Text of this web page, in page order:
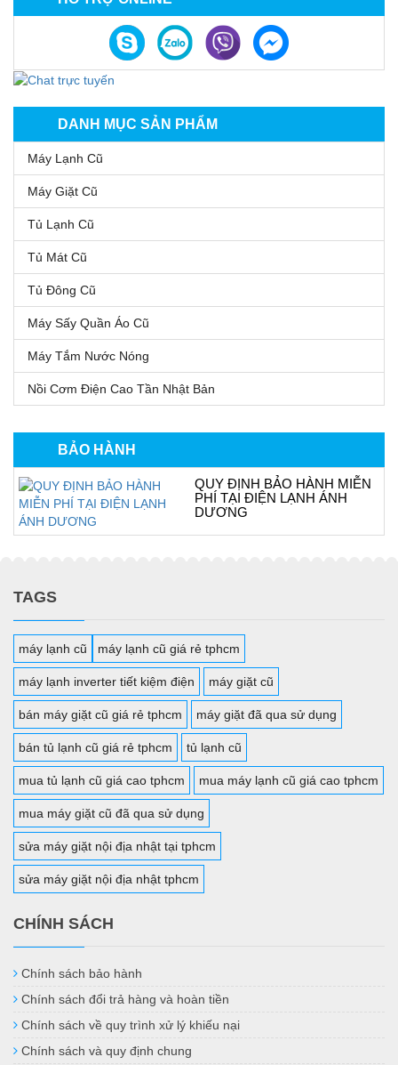
DANH MỤC SẢN PHẨM
Máy Lạnh Cũ
Máy Giặt Cũ
Tủ Lạnh Cũ
Tủ Mát Cũ
Tủ Đông Cũ
Máy Sấy Quần Áo Cũ
Máy Tắm Nước Nóng
Nồi Cơm Điện Cao Tần Nhật Bản
BẢO HÀNH
QUY ĐỊNH BẢO HÀNH MIỄN
PHÍ TẠI ĐIỆN LẠNH ÁNH
DƯƠNG
TAGS
máy lạnh cũ máy lạnh cũ giá rẻ tphcm
máy lạnh inverter tiết kiệm điện máy giặt cũ
bán máy giặt cũ giá rẻ tphcm máy giặt đã qua sử dụng
bán tủ lạnh cũ giá rẻ tphcm tủ lạnh cũ
mua tủ lạnh cũ giá cao tphcm mua máy lạnh cũ giá cao tphcm
mua máy giặt cũ đã qua sử dụng
sửa máy giặt nội địa nhật tại tphcm
sửa máy giặt nội địa nhật tphcm
CHÍNH SÁCH
Chính sách bảo hành
Chính sách đổi trả hàng và hoàn tiền
Chính sách về quy trình xử lý khiếu nại
Chính sách và quy định chung